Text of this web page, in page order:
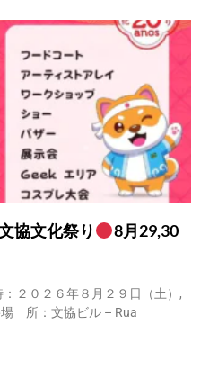
協文化祭り
8月29,30
２０２６年８月２９日（土）,
所：文協ビル – Rua